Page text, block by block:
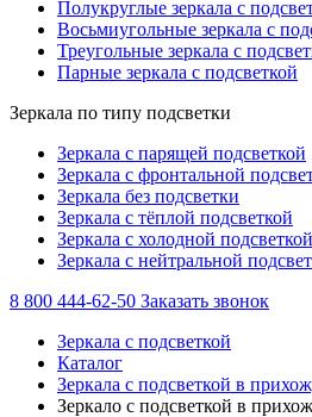
Полукруглые зеркала с
Восьмиугольные зеркала с
Треугольные зеркала с
Парные зеркала с подсветкой
Зеркала по типу подсветки
Зеркала с парящей подсветкой
Зеркала с фронтальной
Зеркала без подсветки
Зеркала с тёплой подсветкой
Зеркала с холодной подсветкой
Зеркала с нейтральной
8 800 444-62-50 Заказать звонок
Зеркала с подсветкой
Каталог
Зеркала с подсветкой в
Зеркало с подсветкой в